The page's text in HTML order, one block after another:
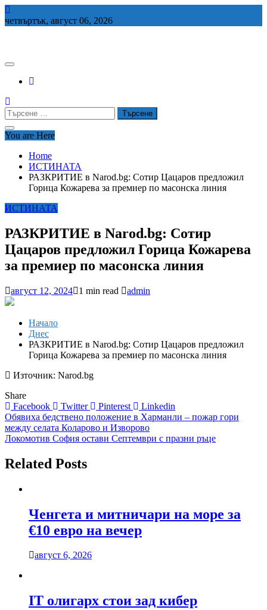
Skip
to
четвъртък, август 06, 2026
Търсене
за:
You are Here
Home
ИСТИНАТА
РАЗКРИТИЕ в Narod.bg: Сотир Цацаров предложил
Горица Кожарева за премиер по масонска линия
ИСТИНАТА
РАЗКРИТИЕ в Narod.bg: Сотир
Цацаров предложил Горица Кожарева
за премиер по масонска линия
август 12, 2024 1 min read admin
Начало
Днес
РАЗКРИТИЕ в Narod.bg: Сотир Цацаров предложил
Горица Кожарева за премиер по масонска линия
Източник: Narod.bg
Share
Facebook
Twitter Pinterest Linkedin
Навигация
Обявиха бедствено положение в Харманли – пожар гори
между селата Коларово и Изворово
Локомотив София остави Септември с празни ръце
Related Posts
Ченгета и митничари на море за
€10 евро на вечер
август 6, 2026
IT олигарх стои зад кибер